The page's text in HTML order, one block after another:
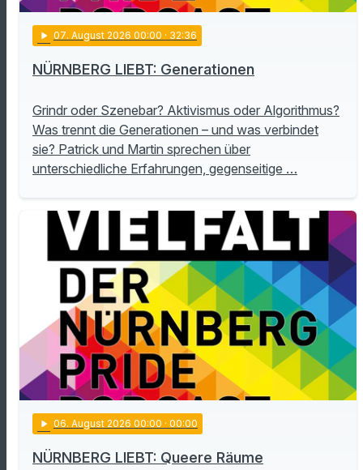
play_arrow 07. August 2026 00:00 · 32:36
NÜRNBERG LIEBT: Generationen
Grindr oder Szenebar? Aktivismus oder Algorithmus?
Was trennt die Generationen – und was verbindet
sie? Patrick und Martin sprechen über
unterschiedliche Erfahrungen, gegenseitige …
play_arrow 06. August 2026 00:00 · 00:00
NÜRNBERG LIEBT: Queere Räume